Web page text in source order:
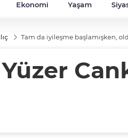
Ekonomi Yaşam
Tam da iyileşme başlamışken,